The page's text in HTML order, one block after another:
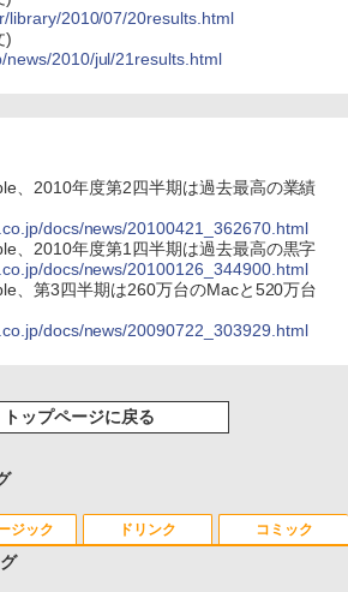
library/2010/07/20results.html
)
news/2010/jul/21results.html
、2010年度第2四半期は過去最高の業績
docs/news/20100421_362670.html
、2010年度第1四半期は過去最高の黒字
docs/news/20100126_344900.html
、第3四半期は260万台のMacと520万台
docs/news/20090722_303929.html
トップページに戻る
ジック ドリンク コミック